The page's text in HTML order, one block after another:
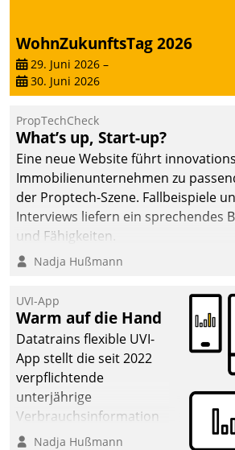
intelligente,
datengestützte
Entscheidungen.
WohnZukunftsTag 2026
29. Juni 2026 –
30. Juni 2026
PropTechCheck
What’s up, Start-up?
Eine neue Website führt
Immobilienunternehmen zu
der Proptech-Szene. Fallbeispiele
Interviews liefern ein sprechendes
und Fähigkeiten.
Nadja Hußmann
UVI-App
Warm auf die Hand
Datatrains flexible UVI-
App stellt die seit 2022
verpflichtende
unterjährige
Verbrauchsinformation
schnell, zuverlässig und
Nadja Hußmann